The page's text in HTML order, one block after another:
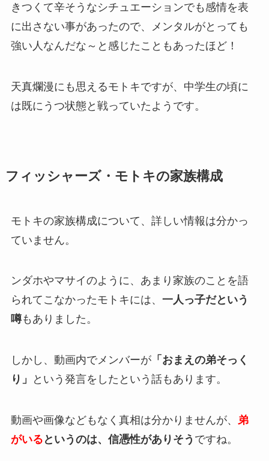
きつくて辛そうなシチュエーションでも感情を表
に出さない事があったので、メンタルがとっても
強い人なんだな～と感じたこともあったほど！
天真爛漫にも思えるモトキですが、中学生の頃に
は既にうつ状態と戦っていたようです。
フィッシャーズ・モトキの家族構成
モトキの家族構成について、詳しい情報は分かっ
ていません。
ンダホやマサイのように、あまり家族のことを語
られてこなかったモトキには、 一人っ子だという
噂もありました。
しかし、動画内でメンバーが「おまえの弟そっく
り」
という発言をしたという話もあります。
動画や画像などもなく真相は分かりませんが、 弟
がいる というのは、信憑性がありそう ですね。